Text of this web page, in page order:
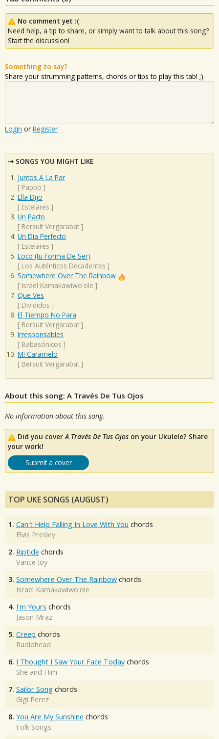
No comment yet :(
Need help, a tip to share, or simply want to talk about this song?
Start the discussion!
Something to say?
Share your strumming patterns, chords or tips to play this tab! ;)
Login or Register
SONGS YOU MIGHT LIKE
Juntos A La Par
[ Pappo ]
Ella Dijo
[ Estelares ]
Un Pacto
[ Bersuit Vergarabat ]
Un Dia Perfecto
[ Estelares ]
Loco (tu Forma De Ser)
[ Los Auténticos Decadentes ]
Somewhere Over The Rainbow
[ Israel Kamakawiwo'ole ]
Que Ves
[ Divididos ]
El Tiempo No Para
[ Bersuit Vergarabat ]
Irresponsables
[ Babasónicos ]
Mi Caramelo
[ Bersuit Vergarabat ]
About this song: A Través De Tus Ojos
No information about this song.
Did you coverA Través De Tus Ojos on your Ukulele? Share
your work!
Submit a cover
TOP UKE SONGS (AUGUST)
1. Can't Help Falling In Love With You chords
Elvis Presley
2. Riptide chords
Vance Joy
3. Somewhere Over The Rainbow chords
Israel Kamakawiwo'ole
4. I'm Yours chords
Jason Mraz
5. Creep chords
Radiohead
6. I Thought I Saw Your Face Today chords
She and Him
7. Sailor Song chords
Gigi Perez
8. You Are My Sunshine chords
Folk Songs